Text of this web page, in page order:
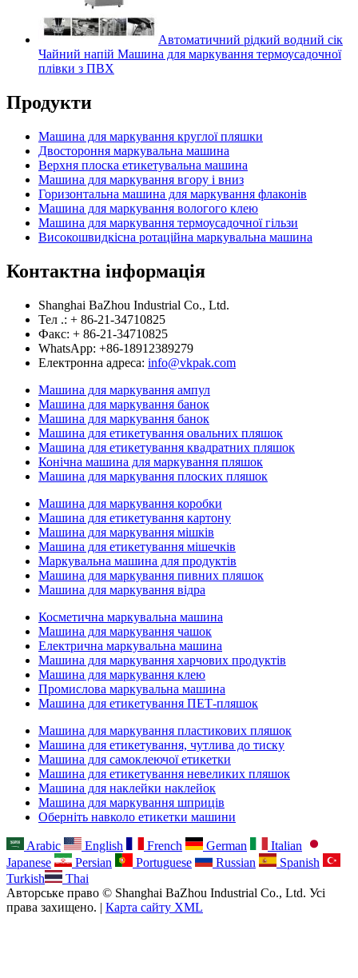
Автоматичний рідкий водний сік
Чайний напій Машина для маркування термоусадочної
плівки з ПВХ
Продукти
Машина для маркування круглої пляшки
Двостороння маркувальна машина
Верхня плоска етикетувальна машина
Машина для маркування вгору і вниз
Горизонтальна машина для маркування флаконів
Машина для маркування вологого клею
Машина для маркування термоусадочної гільзи
Високошвидкісна ротаційна маркувальна машина
Контактна інформація
Shanghai BaZhou Industrial Co., Ltd.
Тел .: + 86-21-34710825
Факс: + 86-21-34710825
WhatsApp: +86-18912389279
Електронна адреса: info@vkpak.com
Машина для маркування ампул
Машина для маркування банок
Машина для маркування банок
Машина для етикетування овальних пляшок
Машина для етикетування квадратних пляшок
Конічна машина для маркування пляшок
Машина для маркування плоских пляшок
Машина для маркування коробки
Машина для етикетування картону
Машина для маркування мішків
Машина для етикетування мішечків
Маркувальна машина для продуктів
Машина для маркування пивних пляшок
Машина для маркування відра
Косметична маркувальна машина
Машина для маркування чашок
Електрична маркувальна машина
Машина для маркування харчових продуктів
Машина для маркування клею
Промислова маркувальна машина
Машина для етикетування ПЕТ-пляшок
Машина для маркування пластикових пляшок
Машина для етикетування, чутлива до тиску
Машина для самоклеючої етикетки
Машина для етикетування невеликих пляшок
Машина для наклейки наклейок
Машина для маркування шприців
Оберніть навколо етикетки машини
Arabic English French German
Italian
Japanese
Persian Portuguese Russian
Spanish
Turkish
Thai
Авторське право © Shanghai BaZhou Industrial Co., Ltd. Усі
права захищено. | Карта сайту XML